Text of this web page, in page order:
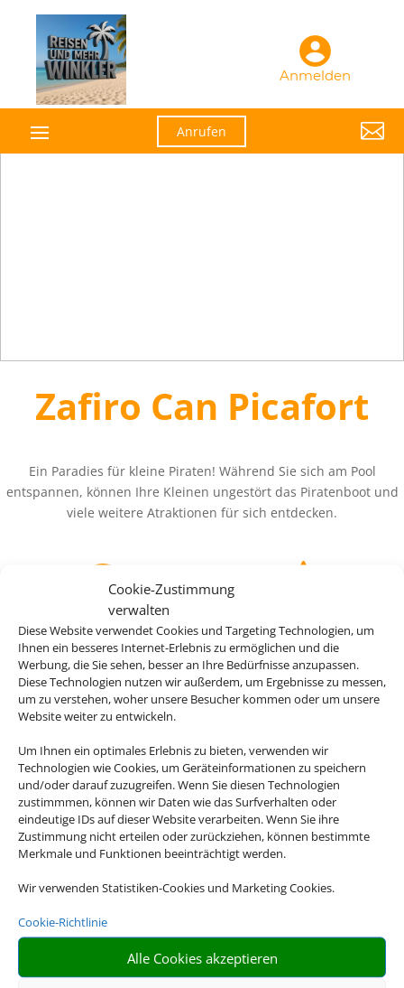
Cookie-Zustimmung
verwalten
Diese Website verwendet Cookies und Targeting Technologien, um
Ihnen ein besseres Internet-Erlebnis zu ermöglichen und die
Werbung, die Sie sehen, besser an Ihre Bedürfnisse anzupassen.
Diese Technologien nutzen wir außerdem, um Ergebnisse zu messen,
um zu verstehen, woher unsere Besucher kommen oder um unsere
Website weiter zu entwickeln.
Um Ihnen ein optimales Erlebnis zu bieten, verwenden wir
Technologien wie Cookies, um Geräteinformationen zu speichern
und/oder darauf zuzugreifen. Wenn Sie diesen Technologien
zustimmmen, können wir Daten wie das Surfverhalten oder
eindeutige IDs auf dieser Website verarbeiten. Wenn Sie ihre
Zustimmung nicht erteilen oder zurückziehen, können bestimmte
Merkmale und Funktionen beeinträchtigt werden.
Wir verwenden Statistiken-Cookies und Marketing Cookies.
Cookie-Richtlinie
Alle Cookies akzeptieren
Anmelden
Anrufen 
Zafiro Can Picafort
Ein Paradies für kleine Piraten! Während Sie sich am Pool
entspannen, können Ihre Kleinen ungestört das Piratenboot und
viele weitere Atraktionen für sich entdecken.
ab 487 € 4.5
Wir brauchen Ihre Einwilligung